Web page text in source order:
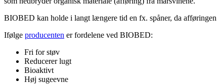
BIOBED kan holde i langt længere tid en fx. spåner, da
Ifølge producenten er fordelene ved BIOBED:
Fri for støv
Reducerer lugt
Bioaktivt
Høj sugeevne